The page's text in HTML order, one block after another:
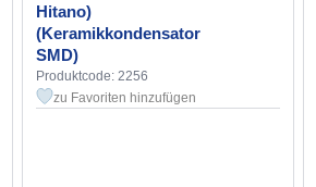
Hitano)
(Keramikkondensator
SMD)
Produktcode: 2256
zu Favoriten hinzufügen